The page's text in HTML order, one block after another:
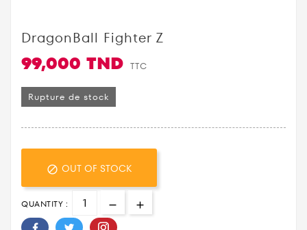
DragonBall Fighter Z
99,000 TND TTC
Rupture de stock
 OUT OF STOCK
QUANTITY :